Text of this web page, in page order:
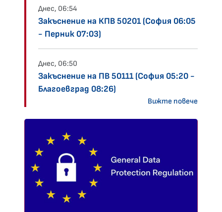
Днес, 06:54
Закъснение на КПВ 50201 (София 06:05
- Перник 07:03)
Днес, 06:50
Закъснение на ПВ 50111 (София 05:20 -
Благоевград 08:26)
Вижте повече